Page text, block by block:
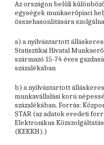
Az országon belüli
egységek munkaerőpiaci
összehasonlítására
a) a nyilvántartott
Statisztikai Hivatal
származó 15-74 éves
százalékában
b) a nyilvántartott
munkavállalási korú
százalékában. Forrás:
STAR (az adatok eredeti
Elektronikus
(KEKKH).)